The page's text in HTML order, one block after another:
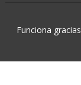
Funciona